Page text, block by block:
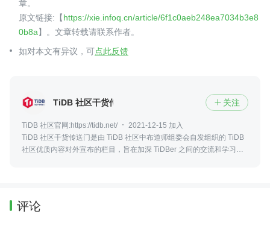
章。
原文链接:【https://xie.infoq.cn/article/6f1c0aeb248ea7034b3e8
0b8a】。文章转载请联系作者。
如对本文有异议，可点此反馈
TiDB 社区干货传送门  关注
TiDB 社区官网:https://tidb.net/
2021-12-15 加入
TiDB 社区干货传送门是由 TiDB 社区中布道师组委会自发组织的 TiDB
社区优质内容对外宣布的栏目，旨在加深 TiDBer 之间的交流和学习。
评论